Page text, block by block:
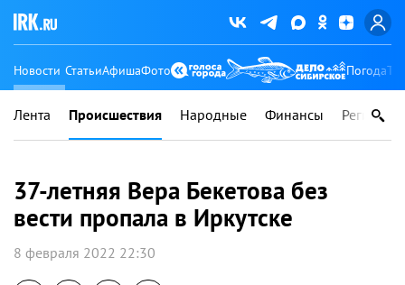
Новости СтатьиАфишаФото Погода
Лента Происшествия Народные Финансы Регионы
37-летняя Вера Бекетова без
вести пропала в Иркутске
8 февраля 2022 22:30